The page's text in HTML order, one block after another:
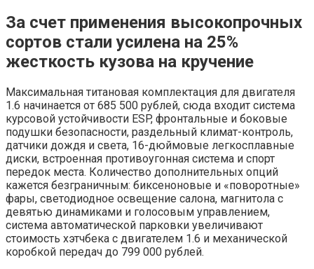
За счет применения высокопрочных
сортов стали усилена на 25%
жесткость кузова на кручение
Максимальная титановая комплектация для двигателя
1.6 начинается от 685 500 рублей, сюда входит система
курсовой устойчивости ESP, фронтальные и боковые
подушки безопасности, раздельный климат-контроль,
датчики дождя и света, 16-дюймовые легкосплавные
диски, встроенная противоугонная система и спорт
передок места. Количество дополнительных опций
кажется безграничным: биксеноновые и «поворотные»
фары, светодиодное освещение салона, магнитола с
девятью динамиками и голосовым управлением,
система автоматической парковки увеличивают
стоимость хэтчбека с двигателем 1.6 и механической
коробкой передач до 799 000 рублей.